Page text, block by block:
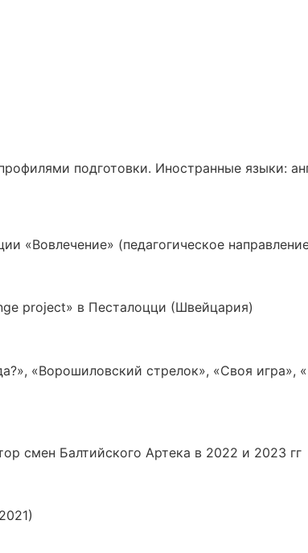
подготовки. Иностранные языки:
«Вовлечение» (педагогическое
project» в Песталоцци (Швейцария)
«Ворошиловский стрелок», «Своя игра»,
смен Балтийского Артека в 2022 и 2023 гг